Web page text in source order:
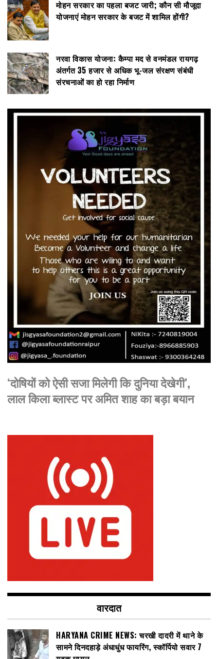
मोहन सरकार का पहला बजट जारी; कौन सी मौजूदा
योजनाएं मोहन सरकार के बजट में शामिल होंगी?
नरवा विकास योजना: कैम्पा मद से वनमंडल रायगढ़
अंतर्गत 35 हजार से अधिक भू-जल संरक्षण संबंधी
संरचनाओं का हो रहा निर्माण
‘दोषियों को ऐसी सजा मिलेगी कि दुनिया देखेगी’,
लाल किला ब्लास्ट पर अमित शाह का बड़ा बयान
वारदात
HARYANA CRIME NEWS: चरखी दादरी में थाने के
सामने दिनदहाड़े अंधाधुंध फायरिंग, स्कॉर्पियो सवार 7